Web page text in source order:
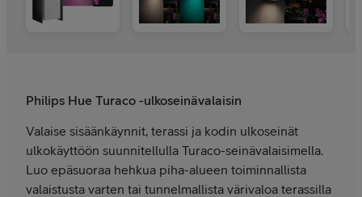
Philips Hue Turaco -ulkoseinävalaisin
Valaise sisäänkäynnit, terassi ja kodin ulkoseinät
ulkokäyttöön suunnitellulla Turaco-seinävalaisimella.
Luo epäsuoraa hehkua piha-alueen toiminnallista
valaistusta varten tai tunnelmallista värivaloa terassilla